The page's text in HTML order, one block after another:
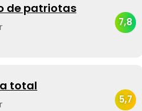
de patriotas
7,8
total
5,7